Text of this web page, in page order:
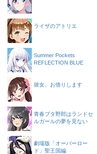
ライザのアトリエ
Summer Pockets
REFLECTION BLUE
彼女、お借りします
青春ブタ野郎はランドセ
ルガールの夢を見ない
劇場版「オーバーロー
ド」聖王国編